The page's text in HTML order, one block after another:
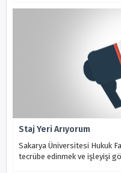
Staj Yeri Arıyorum
Sakarya Üniversitesi Hukuk
tecrübe edinmek ve işleyişi